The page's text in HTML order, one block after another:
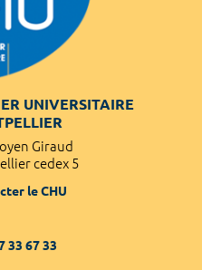
UNIVERSITAIRE
Giraud
cedex 5
le CHU
33 67 33